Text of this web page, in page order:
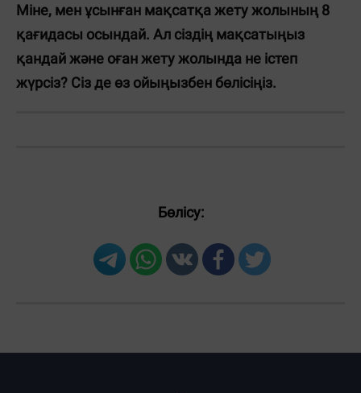
Міне, мен ұсынған мақсатқа жету жолының 8
қағидасы осындай. Ал сіздің мақсатыңыз
қандай және оған жету жолында не істеп
жүрсіз? Сіз де өз ойыңызбен бөлісіңіз.
Бөлісу: